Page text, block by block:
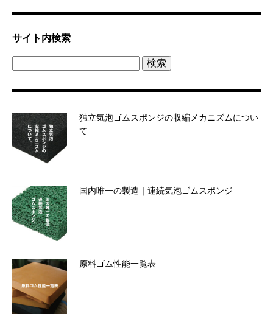
サイト内検索
独立気泡ゴムスポンジの収縮メカニズムについ
て
国内唯一の製造｜連続気泡ゴムスポンジ
原料ゴム性能一覧表